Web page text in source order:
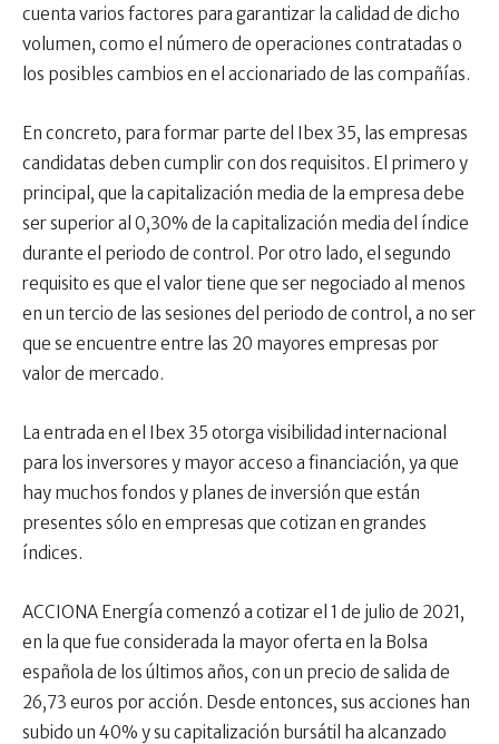
cuenta varios factores para garantizar la calidad de dicho
volumen, como el número de operaciones contratadas o
los posibles cambios en el accionariado de las compañías.
En concreto, para formar parte del Ibex 35, las empresas
candidatas deben cumplir con dos requisitos. El primero y
principal, que la capitalización media de la empresa debe
ser superior al 0,30% de la capitalización media del índice
durante el periodo de control. Por otro lado, el segundo
requisito es que el valor tiene que ser negociado al menos
en un tercio de las sesiones del periodo de control, a no ser
que se encuentre entre las 20 mayores empresas por
valor de mercado.
La entrada en el Ibex 35 otorga visibilidad internacional
para los inversores y mayor acceso a financiación, ya que
hay muchos fondos y planes de inversión que están
presentes sólo en empresas que cotizan en grandes
índices.
ACCIONA Energía comenzó a cotizar el 1 de julio de 2021,
en la que fue considerada la mayor oferta en la Bolsa
española de los últimos años, con un precio de salida de
26,73 euros por acción. Desde entonces, sus acciones han
subido un 40% y su capitalización bursátil ha alcanzado